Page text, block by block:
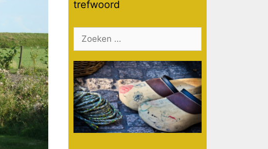
trefwoord
Zoek